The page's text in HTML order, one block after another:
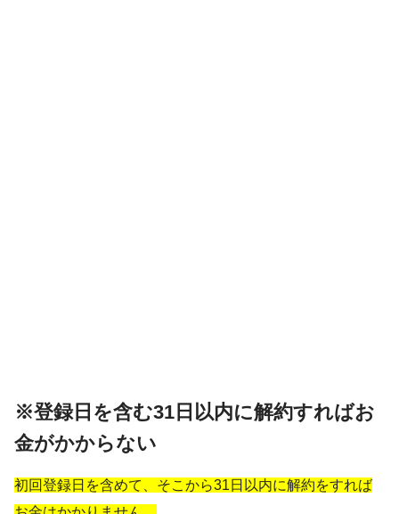
※登録日を含む31日以内に解約すればお
金がかからない
初回登録日を含めて、そこから31日以内に解約をすれば